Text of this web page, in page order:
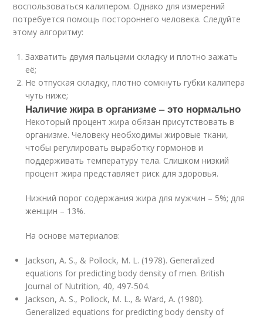
воспользоваться калипером. Однако для измерений
потребуется помощь постороннего человека. Следуйте
этому алгоритму:
Захватить двумя пальцами складку и плотно зажать
её;
Не отпуская складку, плотно сомкнуть губки калипера
чуть ниже;
Наличие жира в организме – это нормально
Некоторый процент жира обязан присутствовать в
организме. Человеку необходимы жировые ткани,
чтобы регулировать выработку гормонов и
поддерживать температуру тела. Слишком низкий
процент жира представляет риск для здоровья.
Нижний порог содержания жира для мужчин – 5%; для
женщин – 13%.
На основе материалов:
Jackson, A. S., & Pollock, M. L. (1978). Generalized
equations for predicting body density of men. British
Journal of Nutrition, 40, 497-504.
Jackson, A. S., Pollock, M. L., & Ward, A. (1980).
Generalized equations for predicting body density of